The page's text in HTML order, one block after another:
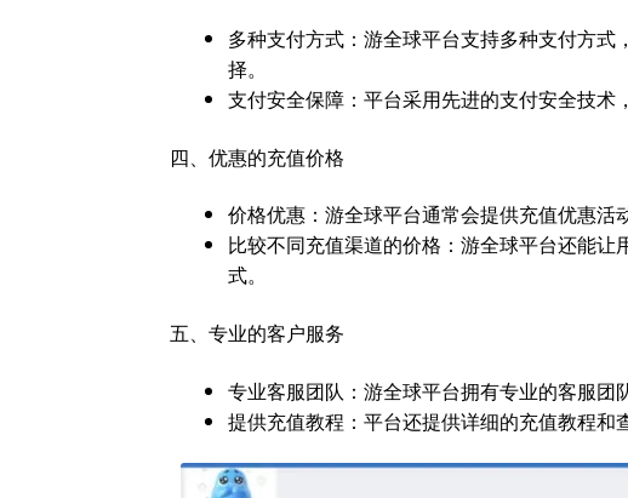
多种支付方式：游全球平台支持多种支付方
择。
支付安全保障：平台采用先进的支付安全技术
四、优惠的充值价格
价格优惠：游全球平台通常会提供充值优惠活
比较不同充值渠道的价格：游全球平台还能
式。
五、专业的客户服务
专业客服团队：游全球平台拥有专业的客服团
提供充值教程：平台还提供详细的充值教程和